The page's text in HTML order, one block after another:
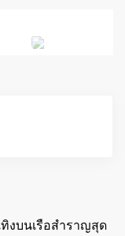
งบนเรือสำราญสุด